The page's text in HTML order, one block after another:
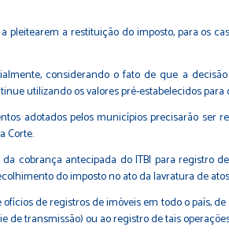
a restituição do imposto, para os
considerando o fato de que a
utilizando os valores pré-estabelecidos para
adotados pelos municípios precisarão ser
Corte.
cobrança antecipada do ITBI para registro
do imposto no ato da lavratura de
de registros de imóveis em todo o país,
transmissão) ou ao registro de tais